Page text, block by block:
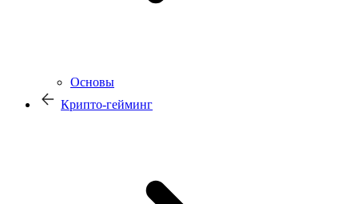
Основы
Крипто-гейминг